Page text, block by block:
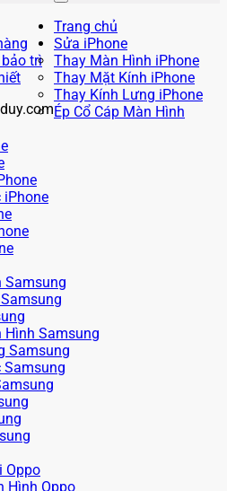
trì
Trang chủ
Sửa iPhone
Thay Màn Hình iPhone
Thay Mặt Kính iPhone
Thay Kính Lưng iPhone
Ép Cổ Cáp Màn Hình
iPhone
Samsung
Hình Samsung
Samsung
Samsung
Oppo
Hình Oppo